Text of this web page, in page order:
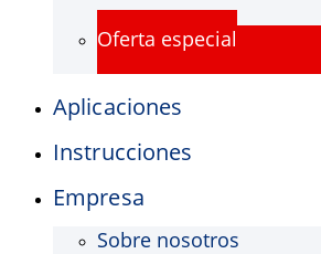
Oferta especial
Aplicaciones
Instrucciones
Empresa
Sobre nosotros